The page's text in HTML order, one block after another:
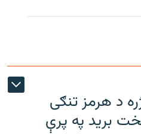
د هرمز تنګی
برید په پرې